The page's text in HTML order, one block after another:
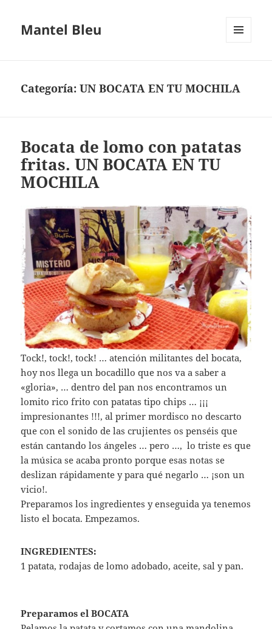
Mantel Bleu
Categoría:UN BOCATA EN TU MOCHILA
Bocata de lomo con patatas
fritas. UN BOCATA EN TU
MOCHILA
Tock!, tock!, tock! … atención militantes del bocata,
hoy nos llega un bocadillo que nos va a saber a
«gloria», … dentro del pan nos encontramos un
lomito rico frito con patatas tipo chips … ¡¡¡
impresionantes !!!, al primer mordisco no descarto
que con el sonido de las crujientes os penséis que
están cantando los ángeles … pero …, lo triste es que
la música se acaba pronto porque esas notas se
deslizan rápidamente y para qué negarlo … ¡son un
vicio!.
Preparamos los ingredientes y enseguida ya tenemos
listo el bocata. Empezamos.
INGREDIENTES:
1 patata, rodajas de lomo adobado, aceite, sal y pan.
Preparamos el BOCATA